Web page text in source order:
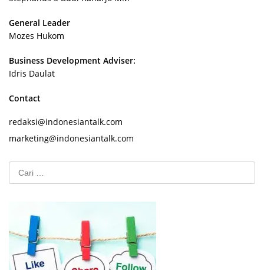
General Leader
Mozes Hukom
Business Development Adviser:
Idris Daulat
Contact
redaksi@indonesiantalk.com
marketing@indonesiantalk.com
Cari
untuk: